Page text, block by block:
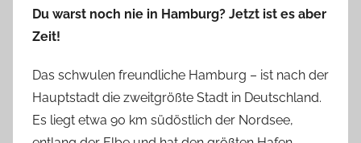
Du warst noch nie in Hamburg? Jetzt ist es aber
Zeit!
Das schwulen freundliche Hamburg – ist nach der
Hauptstadt die zweitgrößte Stadt in Deutschland.
Es liegt etwa 90 km südöstlich der Nordsee,